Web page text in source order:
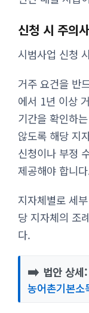
신청 시 주의
시범사업 신청
거주 요건을 반
에서 1년 이상
기간을 확인하
않도록 해당 지
신청이나 부정
제공해야 합니
지자체별로 세
당 지자체의 조
다.
➡️ 법안 상세:
농어촌기본소